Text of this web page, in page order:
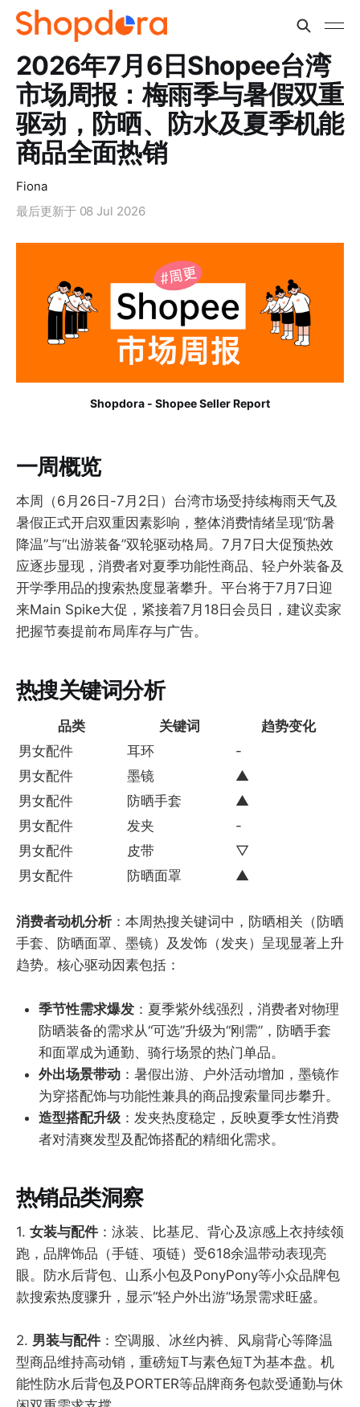
2026年7月6日Shopee台湾
市场周报：梅雨季与暑假双重
驱动，防晒、防水及夏季机能
商品全面热销
Fiona
最后更新于 08 Jul 2026
Shopdora - Shopee Seller Report
一周概览
本周（6月26日-7月2日）台湾市场受持续梅雨天气及
暑假正式开启双重因素影响，整体消费情绪呈现“防暑
降温”与“出游装备”双轮驱动格局。7月7日大促预热效
应逐步显现，消费者对夏季功能性商品、轻户外装备及
开学季用品的搜索热度显著攀升。平台将于7月7日迎
来Main Spike大促，紧接着7月18日会员日，建议卖家
把握节奏提前布局库存与广告。
热搜关键词分析
品类 关键词
趋势变化
男女配件
耳环
-
男女配件
墨镜
▲
男女配件
防晒手套
▲
男女配件
发夹
-
男女配件
皮带
▽
男女配件
防晒面罩 ▲
消费者动机分析：本周热搜关键词中，防晒相关（防晒
手套、防晒面罩、墨镜）及发饰（发夹）呈现显著上升
趋势。核心驱动因素包括：
季节性需求爆发 ：夏季紫外线强烈，消费者对物理
防晒装备的需求从“可选”升级为“刚需”，防晒手套
和面罩成为通勤、骑行场景的热门单品。
外出场景带动 ：暑假出游、户外活动增加，墨镜作
为穿搭配饰与功能性兼具的商品搜索量同步攀升。
造型搭配升级 ：发夹热度稳定，反映夏季女性消费
者对清爽发型及配饰搭配的精细化需求。
热销品类洞察
1. 女装与配件 ：泳装、比基尼、背心及凉感上衣持续领
跑，品牌饰品（手链、项链）受618余温带动表现亮
眼。防水后背包、山系小包及PonyPony等小众品牌包
款搜索热度骤升，显示“轻户外出游”场景需求旺盛。
2. 男装与配件 ：空调服、冰丝内裤、风扇背心等降温
型商品维持高动销，重磅短T与素色短T为基本盘。机
能性防水后背包及PORTER等品牌商务包款受通勤与休